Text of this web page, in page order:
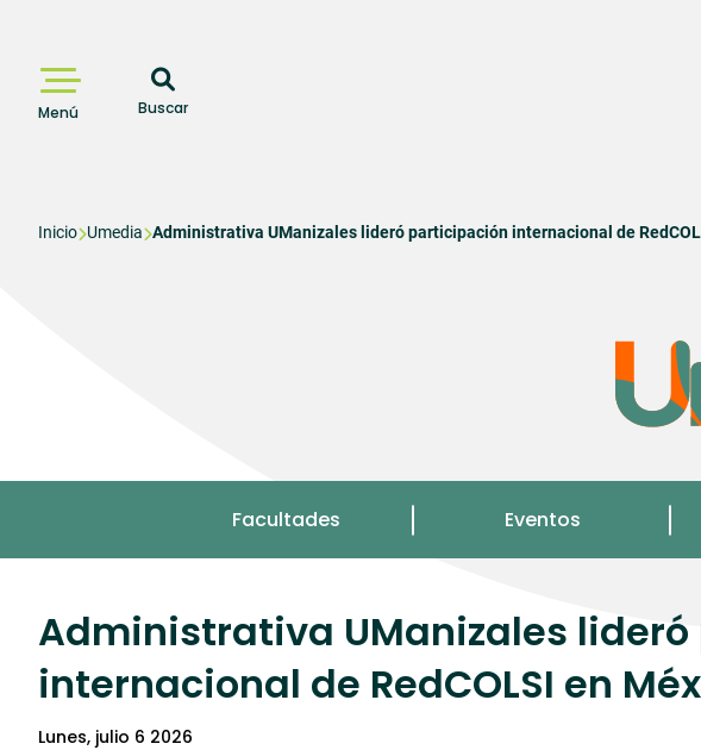
principal
Menú Buscar
Sobrescribir
Inicio Umedia Administrativa UManizales lideró participación internacional de
Facultades Eventos
Administrativa UManizales
internacional de RedCOLSI en
lunes, julio 6 2026